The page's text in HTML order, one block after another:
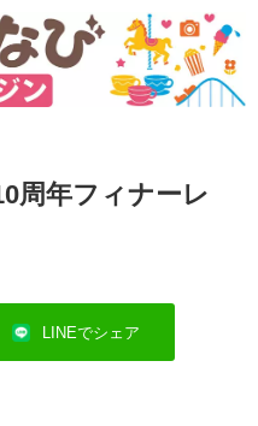
周年フィナーレ
LINEでシェア